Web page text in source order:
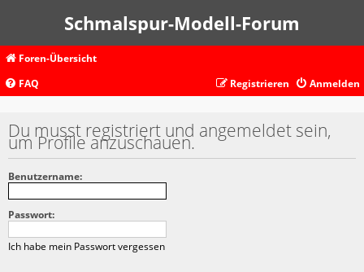
Schmalspur-Modell-Forum
Foren-Übersicht
FAQ
Anmelden
Registrieren
Du musst registriert und angemeldet sein,
um Profile anzuschauen.
Benutzername:
Passwort:
Ich habe mein Passwort vergessen